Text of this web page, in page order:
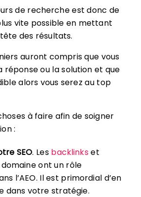
de recherche est donc de
vite possible en mettant
des résultats.
auront compris que vous
réponse ou la solution et que
alors vous serez au top
à faire afin de soigner
:
SEO. Les backlinkset
ont un rôle
l’AEO. Il est primordial d’en
dans votre stratégie.